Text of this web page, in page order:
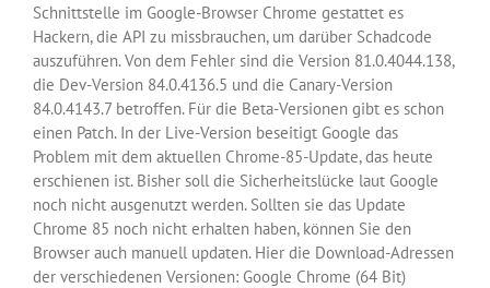
Schnittstelle im Google-Browser Chrome gestattet es
Hackern, die API zu missbrauchen, um darüber Schadcode
auszuführen. Von dem Fehler sind die Version 81.0.4044.138,
die Dev-Version 84.0.4136.5 und die Canary-Version
84.0.4143.7 betroffen. Für die Beta-Versionen gibt es schon
einen Patch. In der Live-Version beseitigt Google das
Problem mit dem aktuellen Chrome-85-Update, das heute
erschienen ist. Bisher soll die Sicherheitslücke laut Google
noch nicht ausgenutzt werden. Sollten sie das Update
Chrome 85 noch nicht erhalten haben, können Sie den
Browser auch manuell updaten. Hier die Download-Adressen
der verschiedenen Versionen: Google Chrome (64 Bit)